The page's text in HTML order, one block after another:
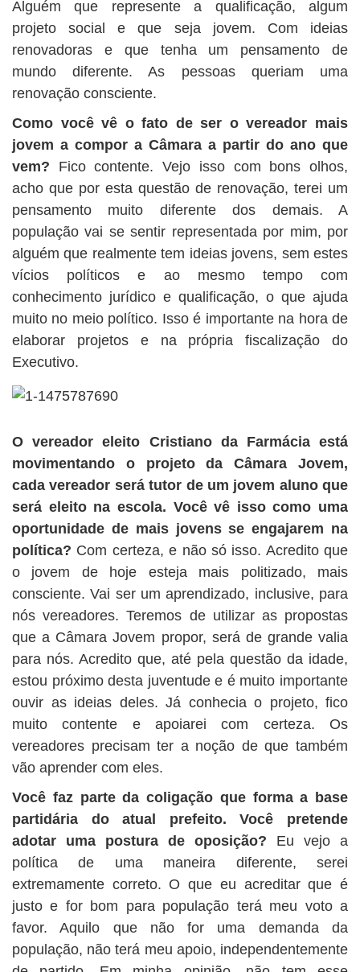
Alguém que represente a qualificação, algum
projeto social e que seja jovem. Com ideias
renovadoras e que tenha um pensamento de
mundo diferente. As pessoas queriam uma
renovação consciente.
Como você vê o fato de ser o vereador mais
jovem a compor a Câmara a partir do ano que
vem? Fico contente. Vejo isso com bons olhos,
acho que por esta questão de renovação, terei um
pensamento muito diferente dos demais. A
população vai se sentir representada por mim, por
alguém que realmente tem ideias jovens, sem estes
vícios políticos e ao mesmo tempo com
conhecimento jurídico e qualificação, o que ajuda
muito no meio político. Isso é importante na hora de
elaborar projetos e na própria fiscalização do
Executivo.
O vereador eleito Cristiano da Farmácia está
movimentando o projeto da Câmara Jovem,
cada vereador será tutor de um jovem aluno que
será eleito na escola. Você vê isso como uma
oportunidade de mais jovens se engajarem na
política? Com certeza, e não só isso. Acredito que
o jovem de hoje esteja mais politizado, mais
consciente. Vai ser um aprendizado, inclusive, para
nós vereadores. Teremos de utilizar as propostas
que a Câmara Jovem propor, será de grande valia
para nós. Acredito que, até pela questão da idade,
estou próximo desta juventude e é muito importante
ouvir as ideias deles. Já conhecia o projeto, fico
muito contente e apoiarei com certeza. Os
vereadores precisam ter a noção de que também
vão aprender com eles.
Você faz parte da coligação que forma a base
partidária do atual prefeito. Você pretende
adotar uma postura de oposição? Eu vejo a
política de uma maneira diferente, serei
extremamente correto. O que eu acreditar que é
justo e for bom para população terá meu voto a
favor. Aquilo que não for uma demanda da
população, não terá meu apoio, independentemente